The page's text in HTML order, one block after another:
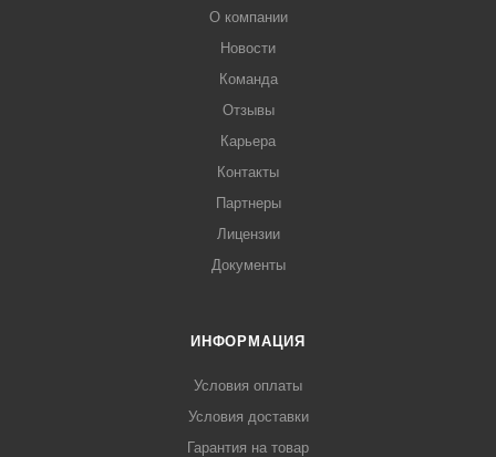
О компании
Новости
Команда
Отзывы
Карьера
Контакты
Партнеры
Лицензии
Документы
ИНФОРМАЦИЯ
Условия оплаты
Условия доставки
Гарантия на товар